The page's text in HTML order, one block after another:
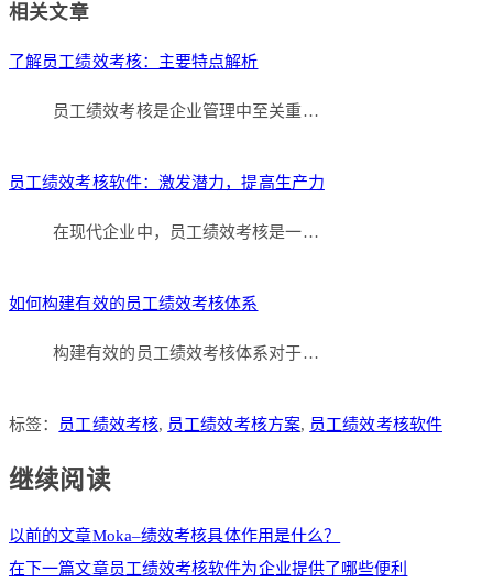
相关文章
了解员工绩效考核：主要特点解析
员工绩效考核是企业管理中至关重…
员工绩效考核软件：激发潜力，提高生产力
在现代企业中，员工绩效考核是一…
如何构建有效的员工绩效考核体系
构建有效的员工绩效考核体系对于…
标签： 员工绩效考核, 员工绩效考核方案, 员工绩效考核软件
继续阅读
以前的文章Moka–绩效考核具体作用是什么？
在下一篇文章员工绩效考核软件为企业提供了哪些便利